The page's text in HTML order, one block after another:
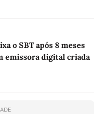
o SBT após 8 meses
emissora digital criada